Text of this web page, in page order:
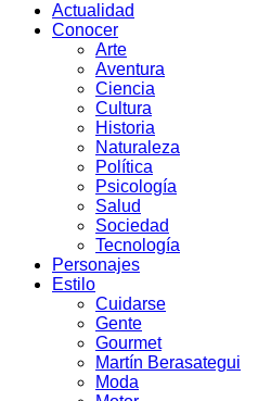
Actualidad
Conocer
Arte
Aventura
Ciencia
Cultura
Historia
Naturaleza
Política
Psicología
Salud
Sociedad
Tecnología
Personajes
Estilo
Cuidarse
Gente
Gourmet
Martín Berasategui
Moda